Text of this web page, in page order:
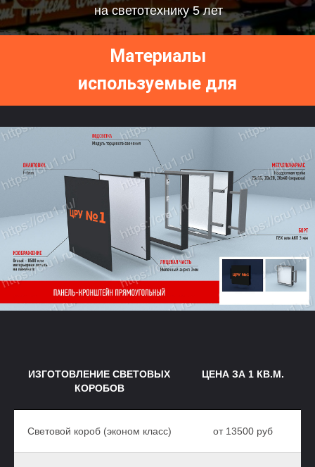
на светотехнику 5 лет
Материалы
используемые для
изготовления
ИЗГОТОВЛЕНИЕ СВЕТОВЫХ
КОРОБОВ
ЦЕНА ЗА 1 КВ.М.
Световой короб (эконом класс) от 13500 руб